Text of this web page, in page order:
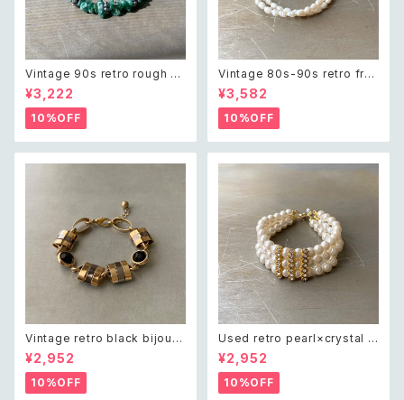
Vintage 90s retro rough cu
t green aventurine bracele
t レトロ ヴィンテージ アクセサ
リー 天然石 ラフカット グリーン
アベンチュリン ブレスレット
¥3,222
10%OFF
Vintage 80s-90s retro fre
sh water pearl bracelet レ
トロ ヴィンテージ アクセサリー
天然石 淡水パール 2連 ブレス
レット
¥3,582
10%OFF
Vintage retro black bijou b
icolor chain bracelet レトロ
ヴィンテージ アクセサリー ブラ
ック ビジュー バイカラー チェー
ン ブレスレット
¥2,952
10%OFF
Used retro pearl×crystal b
ijou wide bracelet レトロ ユ
ーズド アクセサリー クリスタル
ビジュー 3連 ワイド ブレスレッ
ト
¥2,952
10%OFF